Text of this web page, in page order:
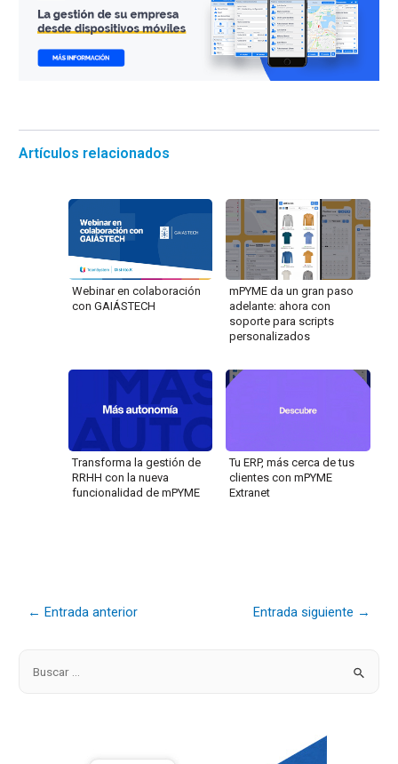
Artículos relacionados
Webinar en colaboración
con GAIÁSTECH
mPYME da un gran paso
adelante: ahora con
soporte para scripts
personalizados
Transforma la gestión de
RRHH con la nueva
funcionalidad de mPYME
Tu ERP, más cerca de tus
clientes con mPYME
Extranet
← Entrada anterior Entrada siguiente →